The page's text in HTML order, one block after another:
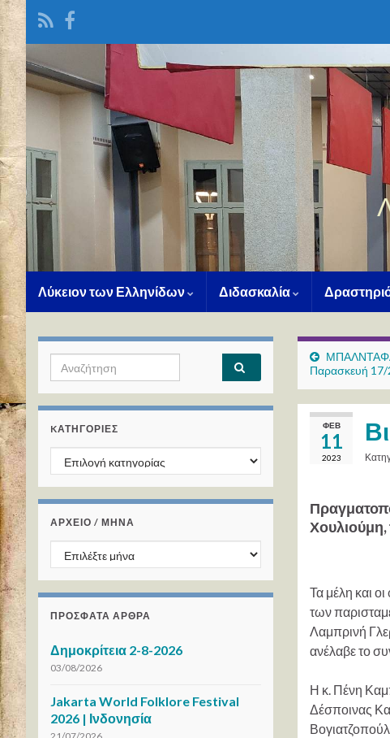
Λύκειον των Ελληνίδων Διδασκαλία
Παρασκευή 17/
ΦΕΒ
11
2023
Τα μέλη και
των
Λαμπρινή
ανέλαβε το
Η κ. Πένη
Δέσποινας
Search for:
KΑΤΗΓΟΡΊΕΣ
Kατηγορίες
ΑΡΧΕΙΟ / ΜΗΝΑ
ΑΡΧΕΙΟ / ΜΗΝΑ
ΠΡΌΣΦΑΤΑ ΆΡΘΡΑ
Δημοκρίτεια 2-8-2026
03/08/2026
Jakarta World Folklore Festival
2026 | Ινδονησία